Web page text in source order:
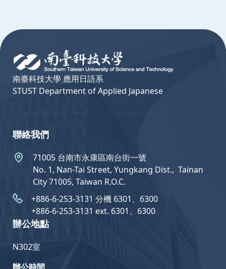
南臺科技大學 應用日語系
STUST Department of Applied Japanese
聯絡我們
71005 台南市永康區南台街一號
No. 1, Nan-Tai Street, Yungkang Dist.,  Tainan
City 71005, Taiwan R.O.C.
+886-6-253-3131 分機 6301、6300
+886-6-253-3131 ext. 6301、6300
辦公地點
N302室